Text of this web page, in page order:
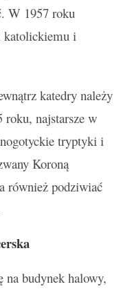
W 1957 roku
katolickiemu i
katedry należy
najstarsze w
tryptyki i
Koroną
również podziwiać
budynek halowy,